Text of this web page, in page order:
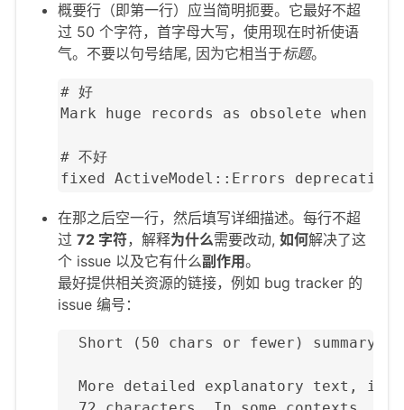
概要行（即第一行）应当简明扼要。它最好不超
过 50 个字符，首字母大写，使用现在时祈使语
气。不要以句号结尾, 因为它相当于标题。
# 好
Mark huge records as obsolete when
# 不好
fixed ActiveModel::Errors deprecation
在那之后空一行，然后填写详细描述。每行不超
过 72 字符，解释为什么需要改动, 如何解决了这
个 issue 以及它有什么副作用。
最好提供相关资源的链接，例如 bug tracker 的
issue 编号：
Short (50 chars or fewer) summary
More detailed explanatory text, if